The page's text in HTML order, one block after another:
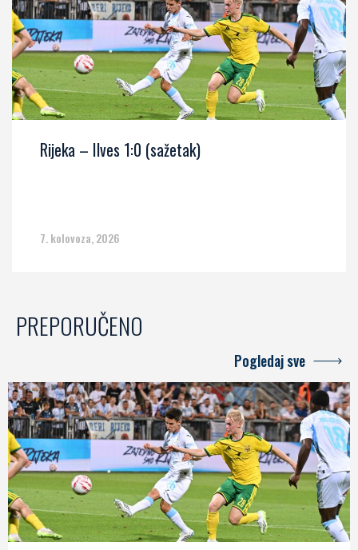
Rijeka – Ilves 1:0 (sažetak)
7. kolovoza, 2026
PREPORUČENO
Pogledaj sve